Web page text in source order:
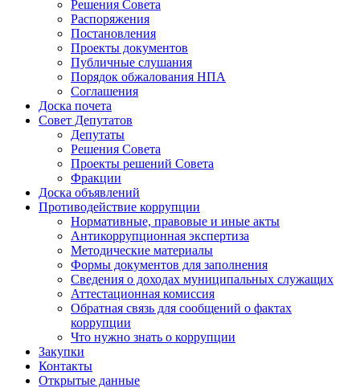
Решения Совета
Распоряжения
Постановления
Проекты документов
Публичные слушания
Порядок обжалования НПА
Соглашения
Доска почета
Совет Депутатов
Депутаты
Решения Совета
Проекты решений Совета
Фракции
Доска объявлений
Противодействие коррупции
Нормативные, правовые и иные акты
Антикоррупционная экспертиза
Методические материалы
Формы документов для заполнения
Сведения о доходах муниципальных служащих
Аттестационная комиссия
Обратная связь для сообщений о фактах
коррупции
Что нужно знать о коррупции
Закупки
Контакты
Открытые данные